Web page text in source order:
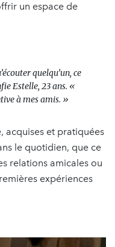
un espace de
quelqu’un, ce
Estelle, 23 ans. «
à mes amis. »
acquises et pratiquées
le quotidien, que ce
relations amicales ou
expériences